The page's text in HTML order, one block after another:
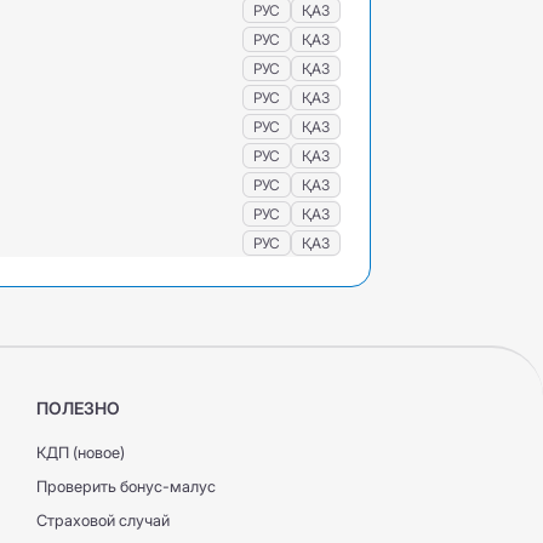
РУС ҚАЗ
РУС ҚАЗ
РУС ҚАЗ
РУС ҚАЗ
РУС ҚАЗ
РУС ҚАЗ
РУС ҚАЗ
РУС ҚАЗ
РУС ҚАЗ
ПОЛЕЗНО
КДП (новое)
Проверить бонус-малус
Страховой случай